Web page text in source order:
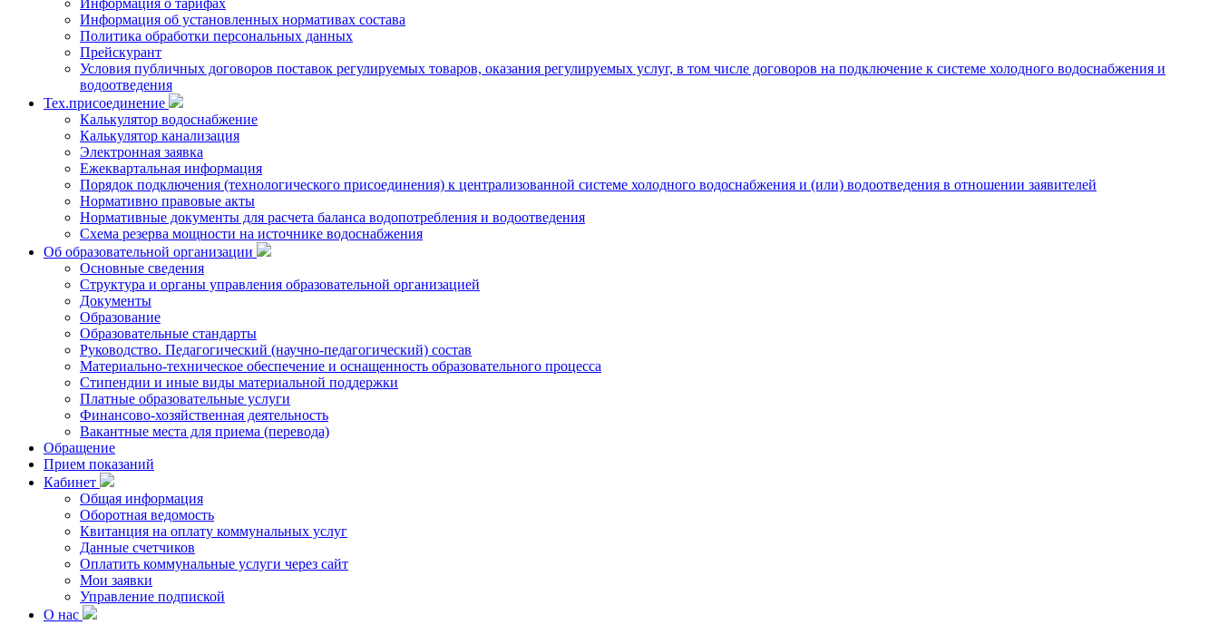
Информация о тарифах
Информация об установленных нормативах состава
Политика обработки персональных данных
Прейскурант
Условия публичных договоров поставок регулируемых товаров, оказания регулируемых услуг, в том числе договоров на подключение к системе холодного водоснабжения и
водоотведения
Тех.присоединение
Калькулятор водоснабжение
Калькулятор канализация
Электронная заявка
Ежеквартальная информация
Порядок подключения (технологического присоединения) к централизованной системе холодного водоснабжения и (или) водоотведения в отношении заявителей
Нормативно правовые акты
Нормативные документы для расчета баланса водопотребления и водоотведения
Схема резерва мощности на источнике водоснабжения
Об образовательной организации
Основные сведения
Структура и органы управления образовательной организацией
Документы
Образование
Образовательные стандарты
Руководство. Педагогический (научно-педагогический) состав
Материально-техническое обеспечение и оснащенность образовательного процесса
Стипендии и иные виды материальной поддержки
Платные образовательные услуги
Финансово-хозяйственная деятельность
Вакантные места для приема (перевода)
Обращение
Прием показаний
Кабинет
Общая информация
Оборотная ведомость
Квитанция на оплату коммунальных услуг
Данные счетчиков
Оплатить коммунальные услуги через сайт
Мои заявки
Управление подпиской
О нас